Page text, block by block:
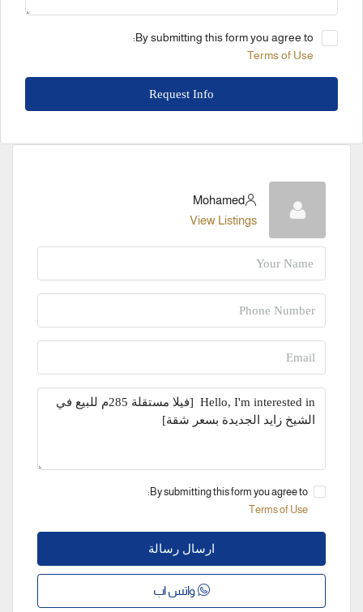
By submitting this form you agree to:
Terms of Use
Request Info
Mohamed
View Listings
By submitting this form you agree to:
Terms of Use
ارسال رسالة
واتس اب